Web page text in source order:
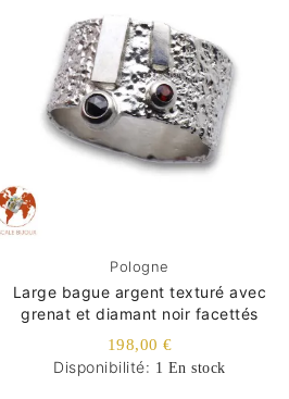
Pologne
Large bague argent texturé avec
grenat et diamant noir facettés
198,00 €
Disponibilité: 1 En stock